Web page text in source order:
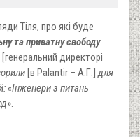
Тіля, про які буде
та приватну свободу
[генеральний директорі
[в Palantir – А.Г.]для
«Інженери з питань
.